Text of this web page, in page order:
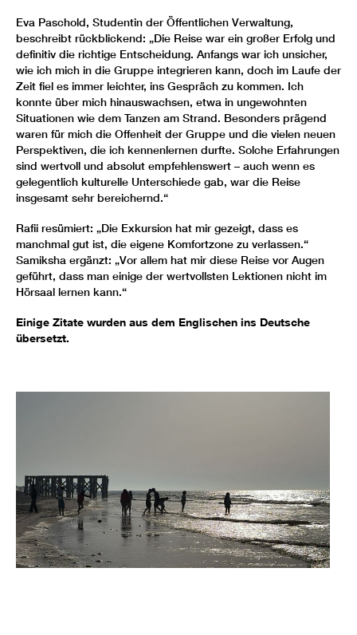
Eva Paschold, Studentin der Öffentlichen Verwaltung,
beschreibt rückblickend: „Die Reise war ein großer Erfolg und
definitiv die richtige Entscheidung. Anfangs war ich unsicher,
wie ich mich in die Gruppe integrieren kann, doch im Laufe der
Zeit fiel es immer leichter, ins Gespräch zu kommen. Ich
konnte über mich hinauswachsen, etwa in ungewohnten
Situationen wie dem Tanzen am Strand. Besonders prägend
waren für mich die Offenheit der Gruppe und die vielen neuen
Perspektiven, die ich kennenlernen durfte. Solche Erfahrungen
sind wertvoll und absolut empfehlenswert – auch wenn es
gelegentlich kulturelle Unterschiede gab, war die Reise
insgesamt sehr bereichernd.“
Rafii resümiert: „Die Exkursion hat mir gezeigt, dass es
manchmal gut ist, die eigene Komfortzone zu verlassen.“
Samiksha ergänzt: „Vor allem hat mir diese Reise vor Augen
geführt, dass man einige der wertvollsten Lektionen nicht im
Hörsaal lernen kann.“
Einige Zitate wurden aus dem Englischen ins Deutsche
übersetzt.